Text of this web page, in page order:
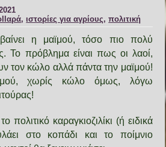
, ιστορίες για αγρίους,πολιτική
η μαϊμού, τόσο πιο πολύ
Το πρόβλημα είναι πως οι λαοί,
τον κώλο αλλά πάντα την μαϊμού!
χωρίς κώλο όμως, λόγω
πολιτικό καραγκιοζιλίκι (ή ειδικά
στο κοπάδι και το ποίμνιο